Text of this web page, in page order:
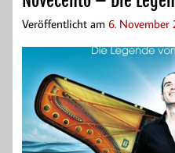
Veröffentlicht am 6. November